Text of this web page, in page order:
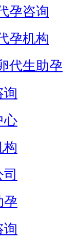
孕咨询
孕机构
代生助孕
询
心
构
孕
询